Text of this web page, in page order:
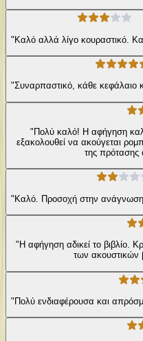
"Καλό αλλά λίγο κουραστικό.
"Συναρπαστικό, κάθε κεφάλαιο
"Πολύ καλό! Η αφήγηση
εξακολουθεί να ακούγεται
της πρότασης
"Η αφήγηση αδικεί το βιβλίο.
των
"Πολύ ενδιαφέρουσα και